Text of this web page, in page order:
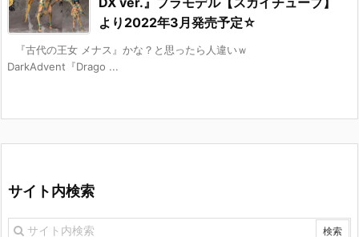
より2022年3月発売予定☆
『古代の王女 メナス』かな？と思ったら人違いｗ
DarkAdvent『Drago ...
サイト内検索